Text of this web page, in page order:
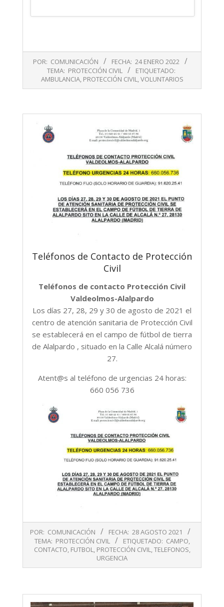
01-
POR: COMUNICACIÓN FECHA: 24 ENERO 2022
TEMA: PROTECCIÓN CIVIL
ETIQUETADO:
AMBULANCIA, PROTECCIÓN CIVIL,VOLUNTARIOS
Teléfonos de Contacto de Protección
Civil
Teléfonos de contacto Protección Civil
Valdeolmos-Alalpardo
Los días 27, 28, 29 y 30 de agosto de 2021 el
centro de atención sanitaria de Protección Civil
se establecerá en el campo de fútbol de tierra
de Alalpardo , situado en la Calle Alcalá número
27.
Atent@s al teléfono de urgencias 24 horas:
660 056 736
08-
POR: COMUNICACIÓN FECHA: 28 AGOSTO 2021
TEMA: PROTECCIÓN CIVIL ETIQUETADO: CAMPO,
CONTACTO, FUTBOL, PROTECCIÓN CIVIL,TELEFONOS,
URGENCIA